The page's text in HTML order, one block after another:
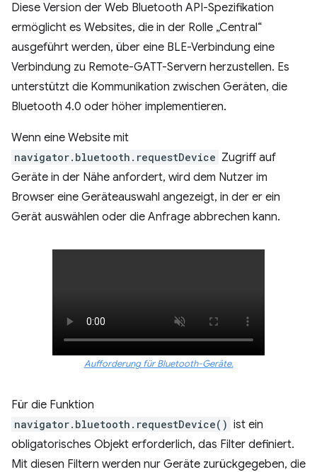
Diese Version der Web Bluetooth API-Spezifikation
ermöglicht es Websites, die in der Rolle „Central“
ausgeführt werden, über eine BLE-Verbindung eine
Verbindung zu Remote-GATT-Servern herzustellen. Es
unterstützt die Kommunikation zwischen Geräten, die
Bluetooth 4.0 oder höher implementieren.
Wenn eine Website mit
navigator.bluetooth.requestDevice Zugriff auf
Geräte in der Nähe anfordert, wird dem Nutzer im
Browser eine Geräteauswahl angezeigt, in der er ein
Gerät auswählen oder die Anfrage abbrechen kann.
Aufforderung für Bluetooth-Geräte.
Für die Funktion
navigator.bluetooth.requestDevice() ist ein
obligatorisches Objekt erforderlich, das Filter definiert.
Mit diesen Filtern werden nur Geräte zurückgegeben, die